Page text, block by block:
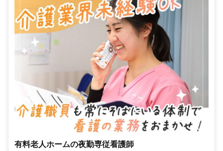
有料老人ホームの夜勤専従看護師